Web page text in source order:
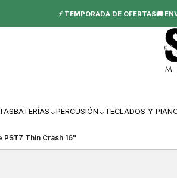
BATERÍAS PERCUSIÓN TECLADOS Y
⚡ TEMPORADA DE OFERTAS🚚
PST7 Thin Crash 16"